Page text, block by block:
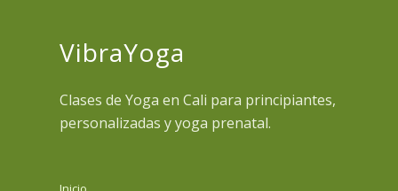
VibraYoga
Clases de Yoga en Cali para principiantes,
personalizadas y yoga prenatal.